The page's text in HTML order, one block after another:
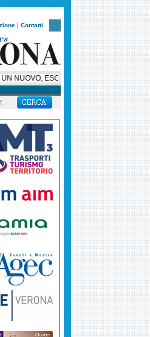
| Contatti
NUOVO, ESCLUSIVO, SUPER BUS PER